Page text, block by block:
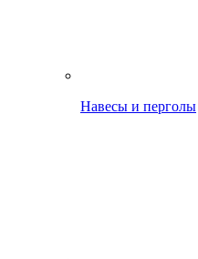
Навесы и перголы